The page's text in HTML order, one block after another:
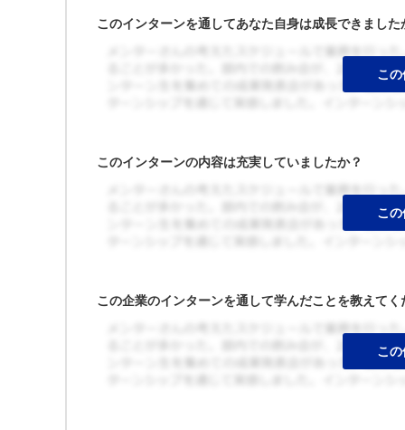
このインターンを通してあなた自身は成長できました
このインターンの内容は充実していましたか？
この企業のインターンを通して学んだことを教えてく